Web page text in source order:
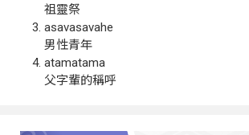
祖靈祭
asavasavahe
男性青年
atamatama
父字輩的稱呼